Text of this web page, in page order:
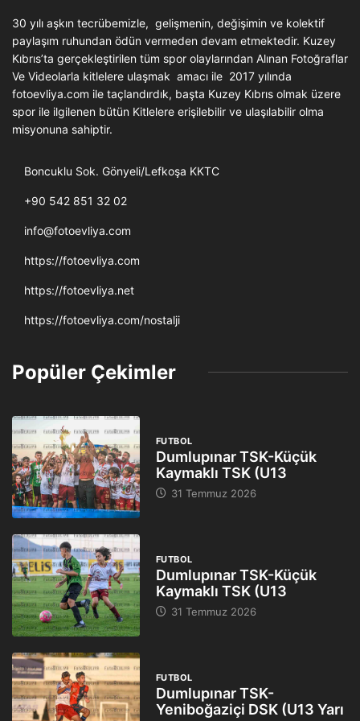
30 yılı aşkın tecrübemizle, gelişmenin, değişimin ve kolektif
paylaşım ruhundan ödün vermeden devam etmektedir. Kuzey
Kıbrıs’ta gerçekleştirilen tüm spor olaylarından Alınan Fotoğraflar
Ve Videolarla kitlelere ulaşmak amacı ile 2017 yılında
fotoevliya.com ile taçlandırdık, başta Kuzey Kıbrıs olmak üzere
spor ile ilgilenen bütün Kitlelere erişilebilir ve ulaşılabilir olma
misyonuna sahiptir.
Boncuklu Sok. Gönyeli/Lefkoşa KKTC
+90 542 851 32 02
info@fotoevliya.com
https://fotoevliya.com
https://fotoevliya.net
https://fotoevliya.com/nostalji
Popüler Çekimler
FUTBOL
Dumlupınar TSK-Küçük
Kaymaklı TSK (U13
31 Temmuz 2026
FUTBOL
Dumlupınar TSK-Küçük
Kaymaklı TSK (U13
31 Temmuz 2026
FUTBOL
Dumlupınar TSK-
Yeniboğaziçi DSK (U13 Yarı